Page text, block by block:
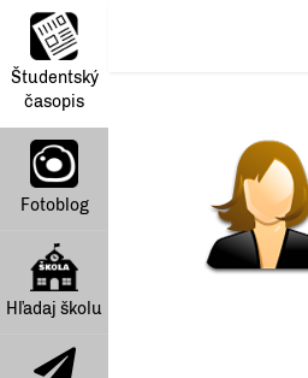
Študentský
časopis
Fotoblog
Hľadaj školu